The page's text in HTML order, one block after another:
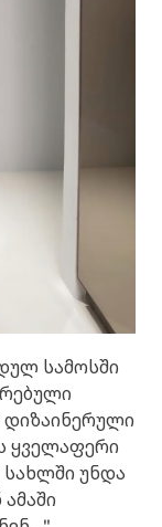
სამოსში
დიზაინერული
ყველაფერი
უნდა